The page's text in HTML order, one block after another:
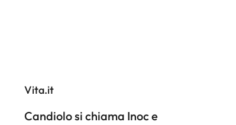
Vita.it
Candiolo si chiama Inoc e